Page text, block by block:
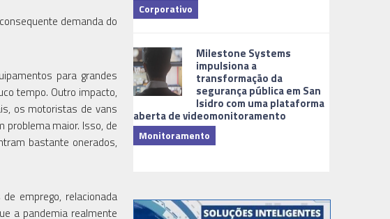
demanda do
para grandes
tempo. Outro impacto,
os motoristas de vans
problema maior. Isso, de
bastante onerados,
emprego, relacionada
a pandemia realmente
Corporativo
Milestone Systems
impulsiona a
transformação da
segurança pública em San
Isidro com uma plataforma
aberta de videomonitoramento
Monitoramento